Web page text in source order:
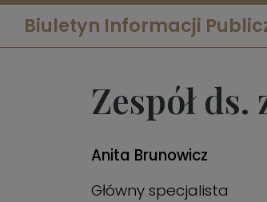
Biuletyn Informacji
Zespół
Anita Brunowicz
Główny specjalista